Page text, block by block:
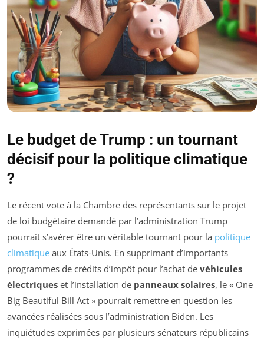
Le budget de Trump : un tournant
décisif pour la politique climatique
?
Le récent vote à la Chambre des représentants sur le projet
de loi budgétaire demandé par l’administration Trump
pourrait s’avérer être un véritable tournant pour la politique
climatique aux États-Unis. En supprimant d’importants
programmes de crédits d’impôt pour l’achat de véhicules
électriques et l’installation de panneaux solaires, le « One
Big Beautiful Bill Act » pourrait remettre en question les
avancées réalisées sous l’administration Biden. Les
inquiétudes exprimées par plusieurs sénateurs républicains